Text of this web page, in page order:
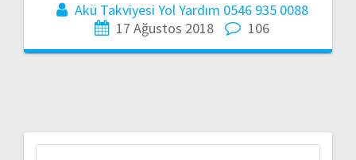
Akü Takviyesi Yol Yardım 0546 935 0088
17 Ağustos 2018
106